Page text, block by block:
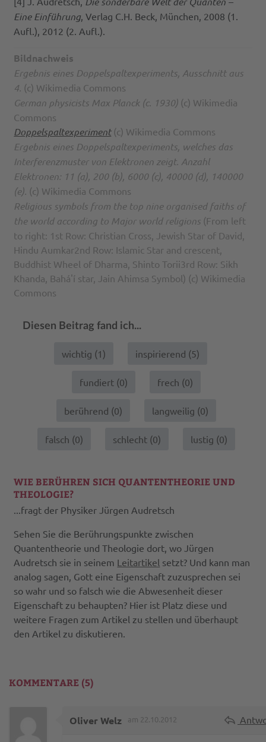
Eine Einführung , Verlag C.H. Beck, München, 2008 (1.
Aufl.), 2012 (2. Aufl.).
Bildnachweis
Ergebnis eines Doppelspaltexperiments, Ausschnitt aus
4. (c) Wikimedia Commons
German physicists Max Planck (c. 1930) (c) Wikimedia
Commons
Doppelspaltexperiment(c) Wikimedia Commons
Ergebnis eines Doppelspaltexperiments, welches das
Interferenzmuster von Elektronen zeigt. Anzahl
Elektronen: 11 (a), 200 (b), 6000 (c), 40000 (d), 140000
(e). (c) Wikimedia Commons
Religious symbols from the top nine organised faiths of
the world according to Major world religions (From left
to right: 1st Row: Christian Cross, Jewish Star of David,
Hindu Aumkar2nd Row: Islamic Star and crescent,
Buddhist Wheel of Dharma, Shinto Torii3rd Row: Sikh
Khanda, Bahá'í star, Jain Ahimsa Symbol) (c) Wikimedia
Commons
Diesen Beitrag fand ich...
wichtig (1) inspirierend (5)
fundiert (0) frech (0)
berührend (0) langweilig (0)
falsch (0) schlecht (0) lustig (0)
WIE BERÜHREN SICH QUANTENTHEORIE UND
THEOLOGIE?
...fragt der Physiker Jürgen Audretsch
Sehen Sie die Berührungspunkte zwischen
Quantentheorie und Theologie dort, wo Jürgen
Audretsch sie in seinem Leitartikel setzt? Und kann man
analog sagen, Gott eine Eigenschaft zuzusprechen sei
so wahr und so falsch wie die Abwesenheit dieser
Eigenschaft zu behaupten? Hier ist Platz diese und
weitere Fragen zum Artikel zu stellen und überhaupt
den Artikel zu diskutieren.
KOMMENTARE (5)
Oliver Welz am 22.10.2012